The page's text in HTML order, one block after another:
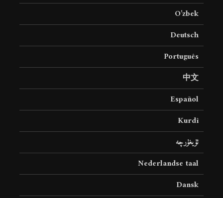
O’zbek
Deutsch
Português
中文
Español
Kurdî
ئۇيغۇرچە
Nederlandse taal
Dansk